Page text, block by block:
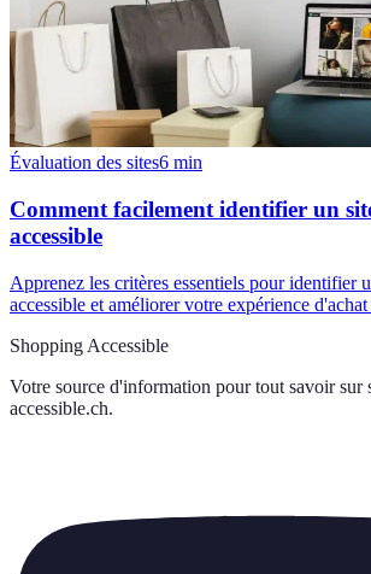
Évaluation des sites6 min
Comment facilement identifier un
accessible
Apprenez les critères essentiels pour identifier
accessible et améliorer votre expérience
Shopping Accessible
Votre source d'information pour tout savoir sur
accessible.ch.